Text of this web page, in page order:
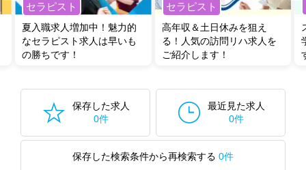
セラピスト
夏入職求人増加中！魅力的
なセラピスト求人は早いも
の勝ちです！
セラピスト
高年収＆土日休みを狙え
る！人気の訪問リハ求人を
ご紹介します！
保存した求人
0件
最近見た求人
0件
保存した検索条件から再検索する 0件